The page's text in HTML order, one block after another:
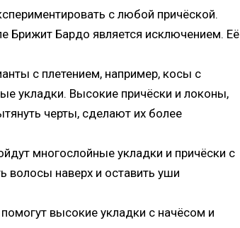
с любой причёской.
Брижит Бардо является исключением. Её
с плетением, например, косы с
укладки. Высокие причёски и локоны,
черты, сделают их более
многослойные укладки и причёски с
наверх и оставить уши
высокие укладки с начёсом и